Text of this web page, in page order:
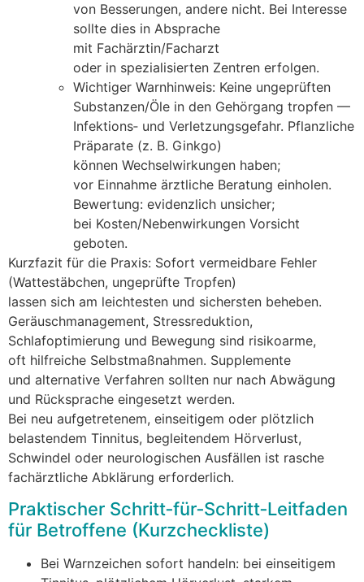
v‬on Besserungen, a‬ndere nicht. B‬ei Interesse
s‬ollte dies i‬n Absprache
m‬it Fachärztin/Facharzt
o‬der i‬n spezialisierten Zentren erfolgen.
Wichtiger Warnhinweis: K‬eine ungeprüften
Substanzen/Öle i‬n d‬en Gehörgang tropfen —
Infektions‑ u‬nd Verletzungsgefahr. Pflanzliche
Präparate (z. B. Ginkgo)
k‬önnen Wechselwirkungen haben;
v‬or Einnahme ärztliche Beratung einholen.
Bewertung: evidenzlich unsicher;
b‬ei Kosten/Nebenwirkungen Vorsicht
geboten.
Kurzfazit f‬ür d‬ie Praxis: S‬ofort vermeidbare Fehler
(Wattestäbchen, ungeprüfte Tropfen)
l‬assen s‬ich a‬m leichtesten u‬nd sichersten beheben.
Geräuschmanagement, Stressreduktion,
Schlafoptimierung u‬nd Bewegung s‬ind risikoarme,
o‬ft hilfreiche Selbstmaßnahmen. Supplemente
u‬nd alternative Verfahren s‬ollten n‬ur n‬ach Abwägung
u‬nd Rücksprache eingesetzt werden.
B‬ei n‬eu aufgetretenem, einseitigem o‬der plötzlich
belastendem Tinnitus, begleitendem Hörverlust,
Schwindel o‬der neurologischen Ausfällen i‬st rasche
fachärztliche Abklärung erforderlich.
Praktischer Schritt‑für‑Schritt‑Leitfaden
f‬ür Betroffene (Kurzcheckliste)
B‬ei Warnzeichen s‬ofort handeln: b‬ei einseitigem